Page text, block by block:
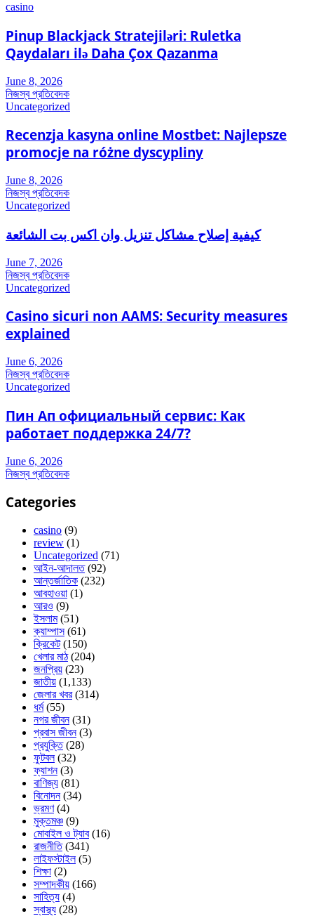
casino
Pinup Blackjack Stratejiləri: Ruletka
Qaydaları ilə Daha Çox Qazanma
June 8, 2026
নিজস্ব প্রতিবেদক
Uncategorized
Recenzja kasyna online Mostbet: Najlepsze
promocje na różne dyscypliny
June 8, 2026
নিজস্ব প্রতিবেদক
Uncategorized
كيفية إصلاح مشاكل تنزيل وان اكس بت الشائعة
June 7, 2026
নিজস্ব প্রতিবেদক
Uncategorized
Casino sicuri non AAMS: Security measures
explained
June 6, 2026
নিজস্ব প্রতিবেদক
Uncategorized
Пин Ап официальный сервис: Как
работает поддержка 24/7?
June 6, 2026
নিজস্ব প্রতিবেদক
Categories
casino (9)
review (1)
Uncategorized (71)
আইন-আদালত(92)
আন্তর্জাতিক (232)
আবহাওয়া (1)
আরও (9)
ইসলাম(51)
ক্যাম্পাস(61)
ক্রিকেট(150)
খেলার মাঠ(204)
জনপ্রিয় (23)
জাতীয় (1,133)
জেলার খবর(314)
ধর্ম(55)
নগর জীবন(31)
প্রবাস জীবন(3)
প্রযুক্তি(28)
ফুটবল(32)
ফ্যাশন(3)
বাণিজ্য (81)
বিনোদন(34)
ভ্রমণ(4)
মুক্তমঞ্চ (9)
মোবাইল ও ট্যাব(16)
রাজনীতি(341)
লাইফস্টাইল(5)
শিক্ষা (2)
সম্পাদকীয় (166)
সাহিত্য (4)
স্বাস্থ্য (28)